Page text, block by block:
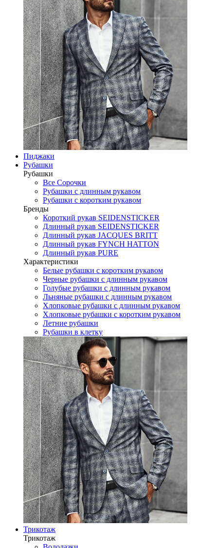
Пиджаки
Рубашки
Рубашки
Все Сорочки
Рубашки с длинным рукавом
Рубашки с коротким рукавом
Бренды
Короткий рукав SEIDENSTICKER
Длинный рукав SEIDENSTICKER
Длинный рукав JAСQUES BRITT
Длинный рукав FYNCH HATTON
Длинный рукав PURE
Характеристики
Белые рубашки с коротким рукавом
Черные рубашки с длинным рукавом
Голубые рубашки с длинным рукавом
Льняные рубашки с длинным рукавом
Хлопковые рубашки с длинным рукавом
Хлопковые рубашки с коротким рукавом
Летние рубашки
Рубашки в клетку
Трикотаж
Трикотаж